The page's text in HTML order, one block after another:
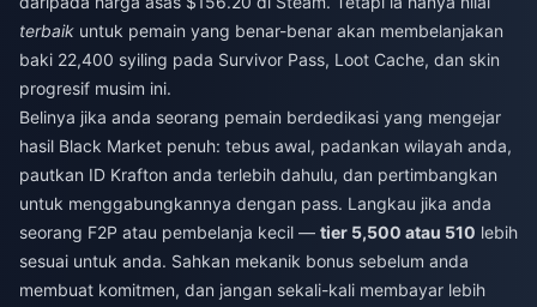
terbaik untuk pemain yang benar-benar akan membelanjakan
baki 22,400 syiling pada Survivor Pass, Loot Cache, dan skin
progresif musim ini.
Belinya jika anda seorang pemain berdedikasi yang mengejar
hasil Black Market penuh: tebus awal, padankan wilayah anda,
pautkan ID Krafton anda terlebih dahulu, dan pertimbangkan
untuk menggabungkannya dengan pass. Langkau jika anda
seorang F2P atau pembelanja kecil — tier 5,500 atau 510 lebih
sesuai untuk anda. Sahkan mekanik bonus sebelum anda
membuat komitmen, dan jangan sekali-kali membayar lebih